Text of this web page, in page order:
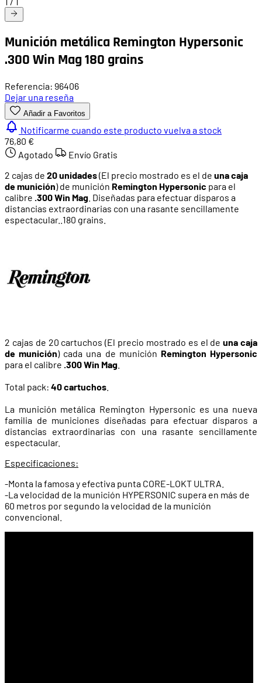
Munición metálica Remington Hypersonic
.300 Win Mag 180 grains
Referencia: 96406
Dejar una reseña
Añadir a Favoritos
Notificarme cuando este producto vuelva a stock
76,80 €
Agotado
Envío Gratis
2 cajas de 20 unidades(El precio mostrado es el de una caja
de munición) de munición Remington Hypersonic para el
calibre .300 Win Mag . Diseña­das para efectuar disparos a
distancias extraordina­rias con una rasante sencillamente
espectacular..180 grains.
2 cajas de 20 cartuchos (El precio mostrado es el deuna caja
de munición) cada una de munición Remington Hypersonic
para el calibre .300 Win Mag
Total pack: 40 cartuchos
La munición metálica Remington Hypersonic es una nueva
familia de municiones diseña­das para efectuar disparos a
distancias extraordina­rias con una rasante sencillamente
espectacular.
Especificaciones:
-Monta la famosa y efectiva pun­ta CORE-LOKT ULTRA.
-La velocidad de la munición HYPERSONIC supera en más de
60 metros por segundo la velocidad de la munición
convencional.